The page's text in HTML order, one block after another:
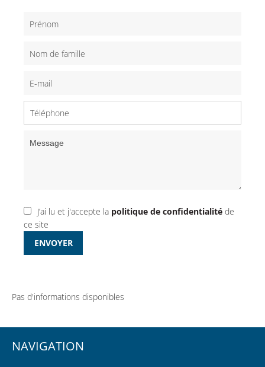
J’ai lu et j'accepte la politique de confidentialité de
ce site
ENVOYER
Pas d'informations disponibles
NAVIGATION